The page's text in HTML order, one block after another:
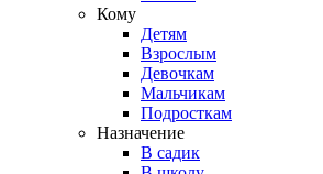
Кому
Детям
Взрослым
Девочкам
Мальчикам
Подросткам
Назначение
В садик